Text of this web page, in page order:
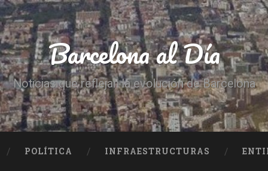
Barcelona al Día
Noticias que reflejan la evolución de Barcelona
POLÍTICA INFRAESTRUCTURAS